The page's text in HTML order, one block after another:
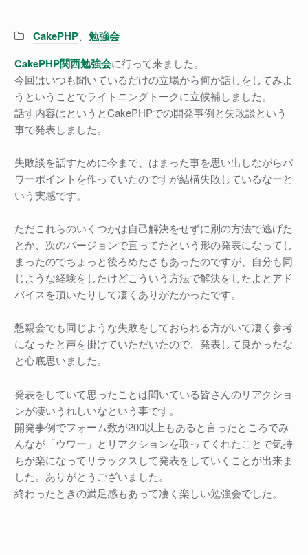
Categories:
CakePHP、 勉強会
CakePHP関西勉強会に行って来ました。
今回はいつも聞いているだけの立場から何か話しをしてみよ
うということでライトニングトークに立候補しました。
話す内容はというとCakePHPでの開発事例と失敗談という
事で発表しました。
失敗談を話すために今まで、はまった事を思い出しながらパ
ワーポイントを作っていたのですが結構失敗しているなーと
いう実感です。
ただこれらのいくつかは自己解決をせずに別の方法で逃げた
とか、次のバージョンで直ってたという形の発表になってし
まったのでちょっと後ろめたさもあったのですが、自分も同
じような経験をしたけどこういう方法で解決をしたよとアド
バイスを頂いたりして凄くありがたかったです。
懇親会でも同じような失敗をしておられる方がいて凄く参考
になったと声を掛けていただいたので、発表して良かったな
と心底思いました。
発表をしていて思ったことは聞いている皆さんのリアクショ
ンが凄いうれしいなという事です。
開発事例でフォーム数が200以上もあると言ったところでみ
んなが「ウワー」とリアクションを取ってくれたことで気持
ちが楽になってリラックスして発表をしていくことが出来ま
した。ありがとうございました。
終わったときの満足感もあって凄く楽しい勉強会でした。